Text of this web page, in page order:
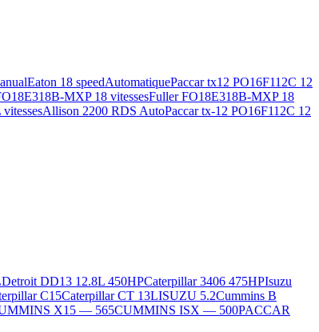
Eaton 18 speedAutomatiquePaccar tx12 PO16F112C 12
MXP 18 vitessesFuller FO18E318B-MXP 18
Allison 2200 RDS AutoPaccar tx-12 PO16F112C 12
Detroit DD13 12.8L 450HPCaterpillar 3406 475HPIsuzu
C15Caterpillar CT 13LISUZU 5.2Cummins B
X15 — 565CUMMINS ISX — 500PACCAR